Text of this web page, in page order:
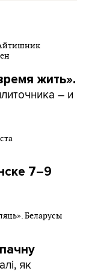
жить».
– и
7–9
як